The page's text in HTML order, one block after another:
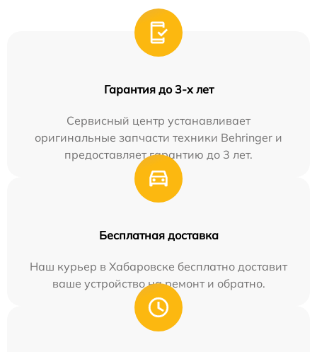
Гарантия до 3-х лет
Сервисный центр устанавливает
оригинальные запчасти техники Behringer и
предоставляет гарантию до 3 лет.
Бесплатная доставка
Наш курьер в Хабаровске бесплатно доставит
ваше устройство на ремонт и обратно.